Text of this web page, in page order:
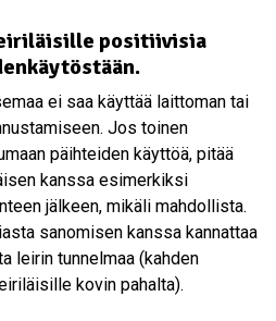
positiivisia
ei saa käyttää laittoman tai
Jos toinen
päihteiden käyttöä, pitää
kanssa esimerkiksi
jälkeen, mikäli mahdollista.
sanomisen kanssa kannattaa
leirin tunnelmaa (kahden
kovin pahalta).